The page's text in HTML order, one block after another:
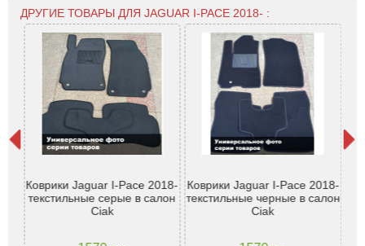
ДРУГИЕ ТОВАРЫ ДЛЯ JAGUAR I-PACE 2018- :
Коврики Jaguar I-Pace 2018-
текстильные серые в салон
Ciak
Коврики Jaguar I-Pace 2018-
текстильные черные в салон
Ciak